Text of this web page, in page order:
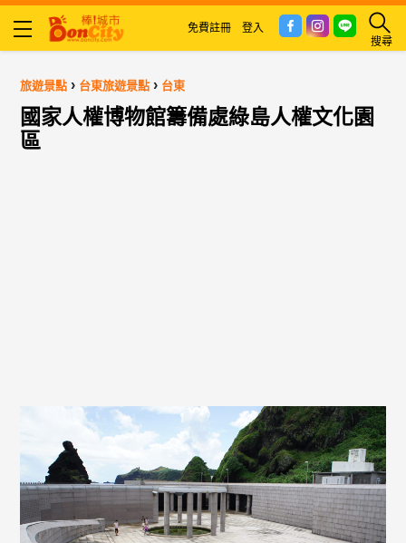
搜尋
免費註冊 登入
旅遊景點 › 台東旅遊景點 › 台東
國家人權博物館籌備處綠島人權文化園
區